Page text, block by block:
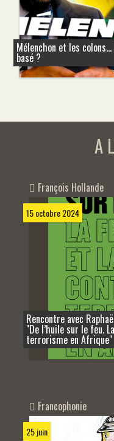
Mélenchon et les
basé ?
A
François Hollande
15 octobre 2024
Rencontre avec
"De l’huile sur le feu.
terrorisme en Afrique"
Francophonie
25 juin